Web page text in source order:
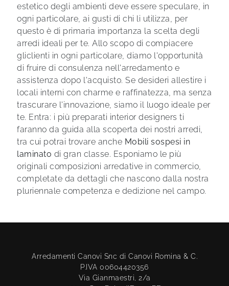
estetico degli ambienti deve essere speculare, in
ogni particolare, ai gusti di chi li utilizza, per
questo è di primaria importanza la scelta degli
arredi ideali per te. Allo scopo di compiacere
gliclienti in ogni particolare, diamo l'opportunità
di fruire di consulenza nell'arredamento e
assistenza dopo l'acquisto. Se desideri allestire i
locali interni con charme e raffinatezza, ma senza
trascurare l'innovazione, siamo il luogo ideale per
te. Entra: i più preparati interior designers ti
faranno da guida alla scoperta dei nostri arredi,
tra cui potrai trovare anche Mobili sospesi in
laminato di gran classe. Esponiamo le più
originali composizioni arredative in commercio,
completate da dettagli che nascono dalla nostra
pluriennale competenza e dedizione nel campo.
Arredamenti Canovi Snc di Canovi Romina & C.
P.IVA 00604420356
Via Gianmaestri, 2/a